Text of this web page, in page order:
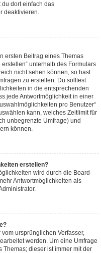
du dort einfach das
deaktivieren.
ersten Beitrag eines Themas
unterhalb des Formulars
nicht sehen können, so hast
zu erstellen. Du solltest
in die entsprechenden
jede Antwortmöglichkeit in einer
pro Benutzer“
kann, welches Zeitlimit für
unbegrenzte Umfrage) und
können.
erstellen?
wird durch die Board-
Antwortmöglichkeiten als
ursprünglichen Verfasser,
werden. Um eine Umfrage
dieser ist immer mit der